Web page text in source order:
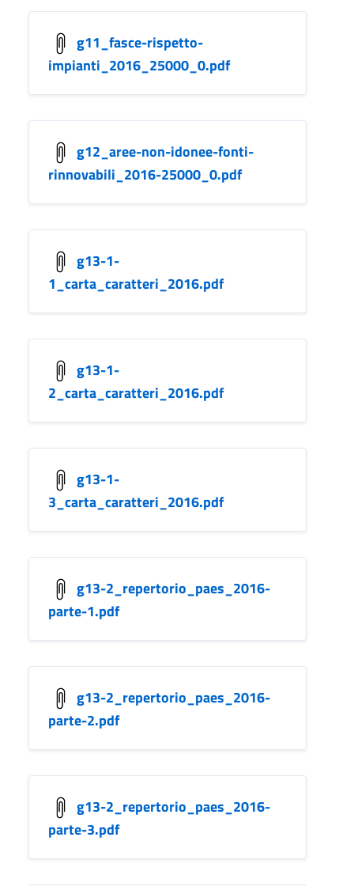
g11_fasce-rispetto-
impianti_2016_25000_0.pdf
g12_aree-non-idonee-fonti-
rinnovabili_2016-25000_0.pdf
g13-1-
1_carta_caratteri_2016.pdf
g13-1-
2_carta_caratteri_2016.pdf
g13-1-
3_carta_caratteri_2016.pdf
g13-2_repertorio_paes_2016-
parte-1.pdf
g13-2_repertorio_paes_2016-
parte-2.pdf
g13-2_repertorio_paes_2016-
parte-3.pdf